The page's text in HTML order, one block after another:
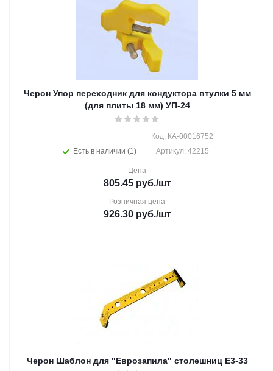
Черон Упор переходник для кондуктора втулки 5 мм
(для плиты 18 мм) УП-24
Есть в наличии (1)
Код: КА-00016752
Артикул: 42215
Цена
805.45руб./шт
Розничная цена
926.30руб./шт
Черон Шаблон для "Еврозапила" столешниц Е3-33